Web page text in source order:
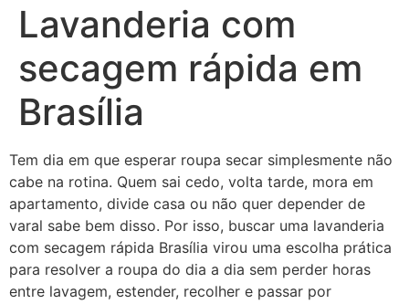
Lavanderia com
secagem rápida em
Brasília
Tem dia em que esperar roupa secar simplesmente não
cabe na rotina. Quem sai cedo, volta tarde, mora em
apartamento, divide casa ou não quer depender de
varal sabe bem disso. Por isso, buscar uma lavanderia
com secagem rápida Brasília virou uma escolha prática
para resolver a roupa do dia a dia sem perder horas
entre lavagem, estender, recolher e passar por